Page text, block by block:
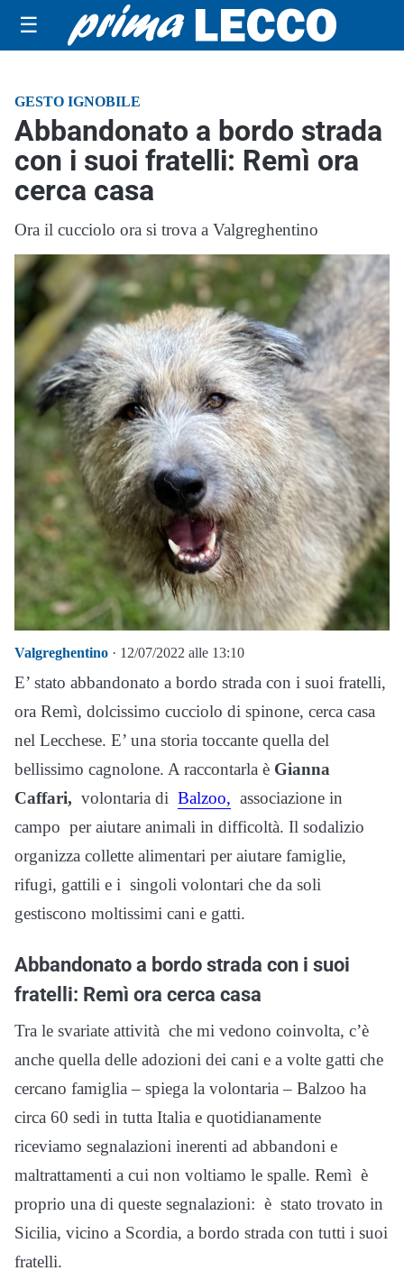
☰
GESTO IGNOBILE
Abbandonato a bordo strada
con i suoi fratelli: Remì ora
cerca casa
Ora il cucciolo ora si trova a Valgreghentino
Valgreghentino · 12/07/2022 alle 13:10
E’ stato abbandonato a bordo strada con i suoi fratelli,
ora Remì, dolcissimo cucciolo di spinone, cerca casa
nel Lecchese. E’ una storia toccante quella del
bellissimo cagnolone. A raccontarla è Gianna
Caffari, volontaria di Balzoo, associazione in
campo per aiutare animali in difficoltà. Il sodalizio
organizza collette alimentari per aiutare famiglie,
rifugi, gattili e i singoli volontari che da soli
gestiscono moltissimi cani e gatti.
Abbandonato a bordo strada con i suoi
fratelli: Remì ora cerca casa
Tra le svariate attività che mi vedono coinvolta, c’è
anche quella delle adozioni dei cani e a volte gatti che
cercano famiglia – spiega la volontaria – Balzoo ha
circa 60 sedi in tutta Italia e quotidianamente
riceviamo segnalazioni inerenti ad abbandoni e
maltrattamenti a cui non voltiamo le spalle. Remì è
proprio una di queste segnalazioni: è stato trovato in
Sicilia, vicino a Scordia, a bordo strada con tutti i suoi
fratelli.